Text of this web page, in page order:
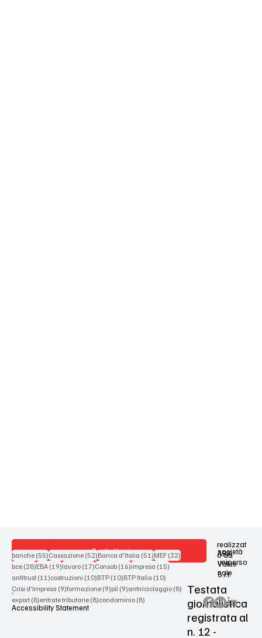
Contattaci
Terms & Conditions
Privacy Policy
Accessibility Statement
realizzat
o da
società
uniperso
nale
ARX
Value
S.r.l.
Testata
giornalistica
registrata al
n. 12 -
banche (55)55 post
Cassazione (52)52 post
Banca d'Italia (51)51 post
MEF (32)32 post
bce (28)28 post
EBA (19)19 post
lavoro (17)17 post
Consob (16)16 post
impresa (15)15 post
antitrust (11)11 post
costruzioni (10)10 post
BTP (10)10 post
BTP Italia (10)10 post
Crisi d'Impresa (9)9 post
formazione (9)9 post
pil (9)9 post
antiriciclaggio (8)8 post
export (8)8 post
entrate tributarie (8)8 post
condominio (8)8 post